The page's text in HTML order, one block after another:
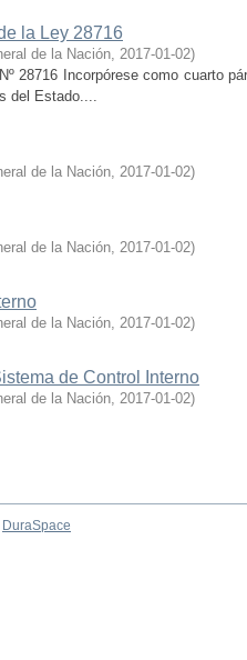
la Ley 28716
de la Nación, 2017-01-02)
28716 Incorpórese como cuarto
del Estado....
de la Nación, 2017-01-02)
de la Nación, 2017-01-02)
de la Nación, 2017-01-02)
de Control Interno
de la Nación, 2017-01-02)
DuraSpace